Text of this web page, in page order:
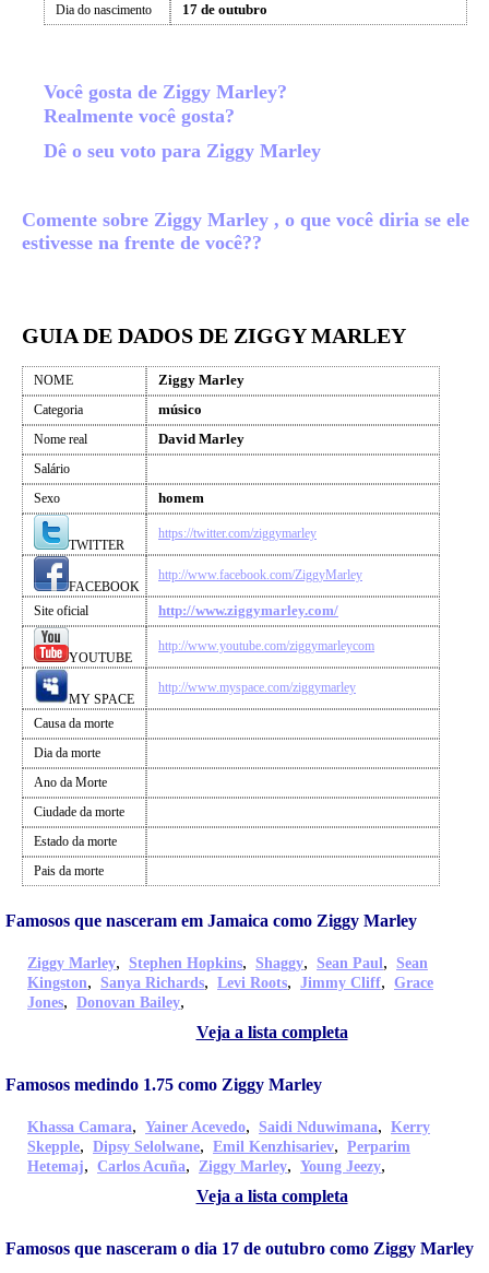
Dia do nascimento 17 de outubro
Você gosta de Ziggy Marley?
Realmente você gosta?
Dê o seu voto para Ziggy Marley
Comente sobre Ziggy Marley , o que você diria se ele
estivesse na frente de você??
GUIA DE DADOS DE ZIGGY MARLEY
NOME Ziggy Marley
Categoria músico
Nome real David Marley
Salário
Sexo
homem
TWITTER
https://twitter.com/ziggymarley
FACEBOOK
http://www.facebook.com/ZiggyMarley
Site oficial http://www.ziggymarley.com/
YOUTUBE
http://www.youtube.com/ziggymarleycom
MY SPACE
http://www.myspace.com/ziggymarley
Causa da morte
Dia da morte
Ano da Morte
Ciudade da morte
Estado da morte
Pais da morte
Famosos que nasceram em Jamaica como Ziggy Marley
Ziggy Marley, Stephen Hopkins, Shaggy, Sean Paul, Sean
Kingston, Sanya Richards, Levi Roots, Jimmy Cliff, Grace
Jones, Donovan Bailey,
Veja a lista completa
Famosos medindo 1.75 como Ziggy Marley
Khassa Camara, Yainer Acevedo, Saidi Nduwimana, Kerry
Skepple, Dipsy Selolwane, Emil Kenzhisariev, Perparim
Hetemaj, Carlos Acuña, Ziggy Marley, Young Jeezy,
Veja a lista completa
Famosos que nasceram o dia 17 de outubro como Ziggy Marley